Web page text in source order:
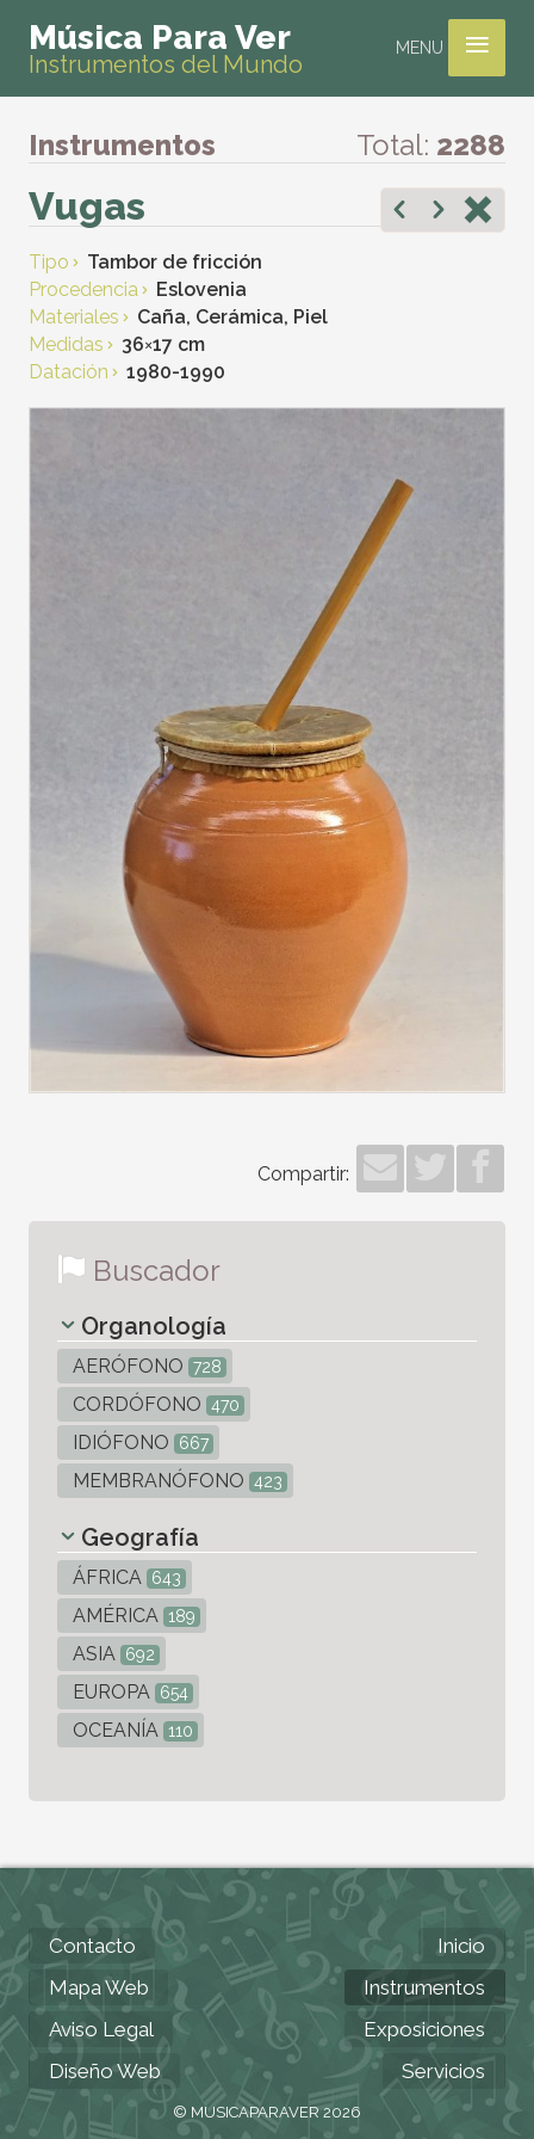
≡
MENU
Música Para Ver
Instrumentos del Mundo
Instrumentos Total: 2288
Vugas
Tipo
Tambor de fricción
Procedencia
Eslovenia
Materiales
Caña, Cerámica, Piel
Medidas
36×17 cm
Datación
1980-1990
Compartir:
Buscador
Organología
AERÓFONO 728
CORDÓFONO 470
IDIÓFONO 667
MEMBRANÓFONO 423
Geografía
ÁFRICA 643
AMÉRICA 189
ASIA 692
EUROPA 654
OCEANÍA 110
Contacto
Mapa Web
Aviso Legal
Diseño Web
Inicio
Instrumentos
Exposiciones
Servicios
© MUSICAPARAVER 2026